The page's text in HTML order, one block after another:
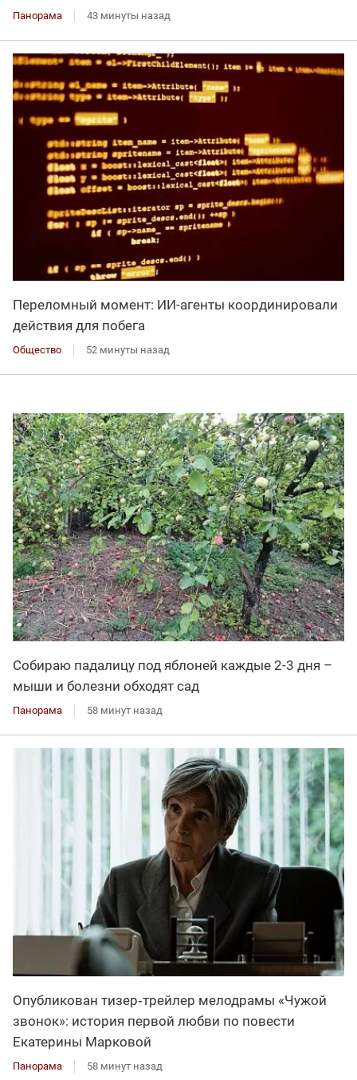
Панорама 43 минуты назад
Переломный момент: ИИ-агенты координировали
действия для побега
Общество 52 минуты назад
Собираю падалицу под яблоней каждые 2-3 дня –
мыши и болезни обходят сад
Панорама 58 минут назад
Опубликован тизер‑трейлер мелодрамы «Чужой
звонок»: история первой любви по повести
Екатерины Марковой
Панорама 58 минут назад